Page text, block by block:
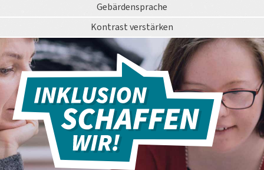
Gebärdensprache
Kontrastverstärken